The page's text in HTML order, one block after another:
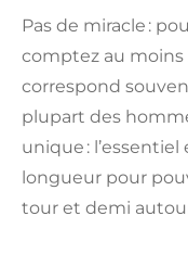
Pas de miracle :
comptez au moins
correspond
plupart des
unique :
longueur pour
tour et demi